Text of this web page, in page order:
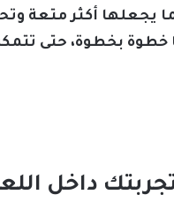
يجعلها أكثر متعة
لطريقة استبدالها خطوة